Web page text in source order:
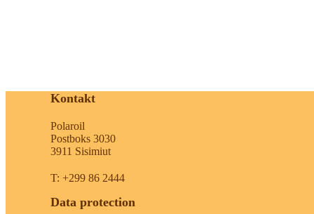
Kontakt
Polaroil
Postboks 3030
3911 Sisimiut
T: +299 86 2444
Data protection